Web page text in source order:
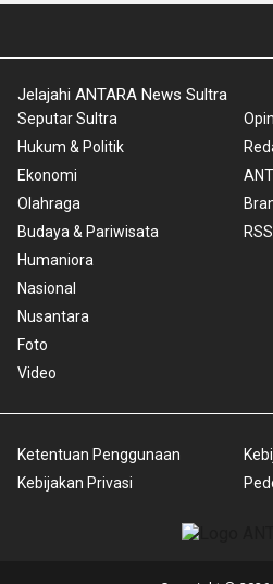
Jelajahi ANTARA News Sultra
Seputar Sultra
Hukum & Politik
Ekonomi
Olahraga
Budaya & Pariwisata
Humaniora
Nasional
Nusantara
Foto
Video
RSS
Ketentuan Penggunaan
Kebijakan Privasi